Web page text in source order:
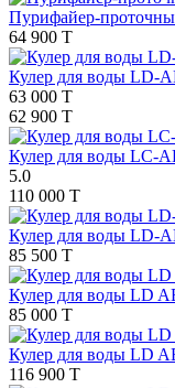
Пурифайер-
64 900 T
Кулер для воды LD-
63 000 T
62 900 T
Кулер для воды LC-
5.0
110 000 T
Кулер для воды LD-
85 500 T
Кулер для воды LD
85 000 T
Кулер для воды LD
116 900 T